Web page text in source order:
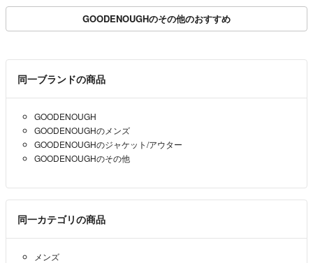
GOODENOUGHのその他のおすすめ
同一ブランドの商品
GOODENOUGH
GOODENOUGHのメンズ
GOODENOUGHのジャケット/アウター
GOODENOUGHのその他
同一カテゴリの商品
メンズ